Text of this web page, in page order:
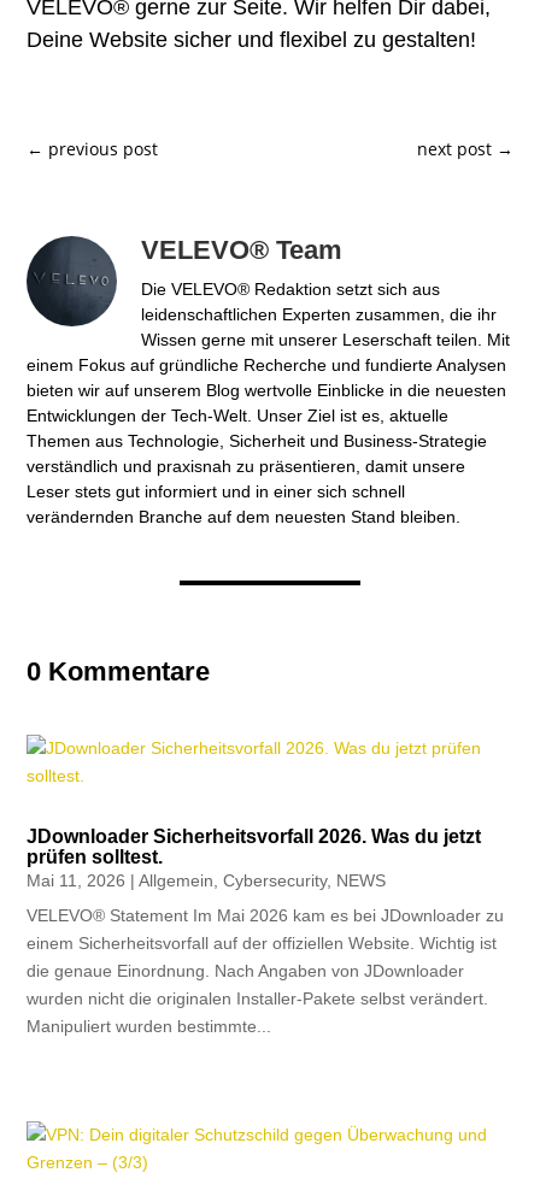
VELEVO® gerne zur Seite. Wir helfen Dir dabei,
Deine Website sicher und flexibel zu gestalten!
← previous post next post→
VELEVO® Team
Die VELEVO® Redaktion setzt sich aus
leidenschaftlichen Experten zusammen, die ihr
Wissen gerne mit unserer Leserschaft teilen. Mit
einem Fokus auf gründliche Recherche und fundierte Analysen
bieten wir auf unserem Blog wertvolle Einblicke in die neuesten
Entwicklungen der Tech-Welt. Unser Ziel ist es, aktuelle
Themen aus Technologie, Sicherheit und Business-Strategie
verständlich und praxisnah zu präsentieren, damit unsere
Leser stets gut informiert und in einer sich schnell
verändernden Branche auf dem neuesten Stand bleiben.
0 Kommentare
JDownloader Sicherheitsvorfall 2026. Was du jetzt
prüfen solltest.
Mai 11, 2026 |Allgemein ,Cybersecurity, NEWS
VELEVO® Statement Im Mai 2026 kam es bei JDownloader zu
einem Sicherheitsvorfall auf der offiziellen Website. Wichtig ist
die genaue Einordnung. Nach Angaben von JDownloader
wurden nicht die originalen Installer-Pakete selbst verändert.
Manipuliert wurden bestimmte...